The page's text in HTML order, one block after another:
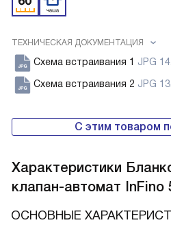
ТЕХНИЧЕСКАЯ ДОКУМЕНТАЦИЯ
Схема встраивания 1 JPG
Схема встраивания 2 JPG
С этим товаром
Характеристики
клапан-автомат InFino
ОСНОВНЫЕ